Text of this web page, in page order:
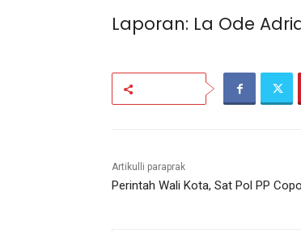
Laporan: La Ode
Artikulli paraprak
Perintah Wali Kota, Sat Pol PP